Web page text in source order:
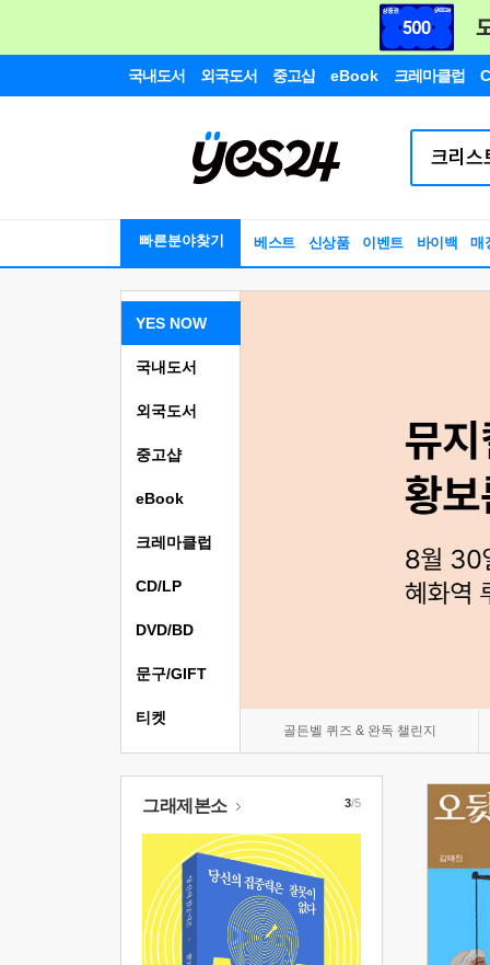
국내도서 외국도서 중고샵 eBook 크레마클럽
빠른분야찾기 베스트 신상품 이벤트 바이백 매
YES NOW
골든벨 퀴즈 & 완독 챌린지
국내도서
외국도서
중고샵
eBook
크레마클럽
CD/LP
DVD/BD
문구/GIFT
티켓
그래제본소 3/5